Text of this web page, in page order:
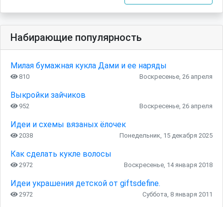
Набирающие популярность
Милая бумажная кукла Дами и ее наряды
810 Воскресенье, 26 апреля
Выкройки зайчиков
952 Воскресенье, 26 апреля
Идеи и схемы вязаных ёлочек
2038 Понедельник, 15 декабря 2025
Как сделать кукле волосы
2972 Воскресенье, 14 января 2018
Идеи украшения детской от giftsdefine.
2972 Суббота, 8 января 2011